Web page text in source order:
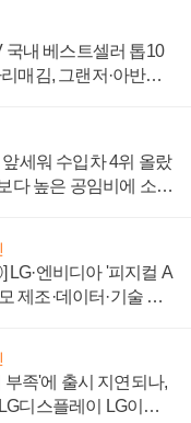
국내 베스트셀러 톱10
매김, 그랜저·아반떼
세워 수입차 4위 올랐
다 높은 공임비에 소비
LG·엔비디아 '피지컬 A
제조·데이터·기술 결
족'에 출시 지연되나,
디스플레이 LG이노